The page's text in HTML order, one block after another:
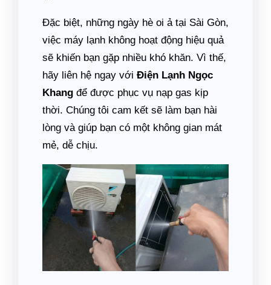
Đặc biệt, những ngày hè oi ả tại Sài Gòn,
việc máy lạnh không hoạt động hiệu quả
sẽ khiến bạn gặp nhiều khó khăn. Vì thế,
hãy liên hệ ngay với Điện Lạnh Ngọc
Khang để được phục vụ nạp gas kịp
thời. Chúng tôi cam kết sẽ làm bạn hài
lòng và giúp bạn có một không gian mát
mẻ, dễ chịu.